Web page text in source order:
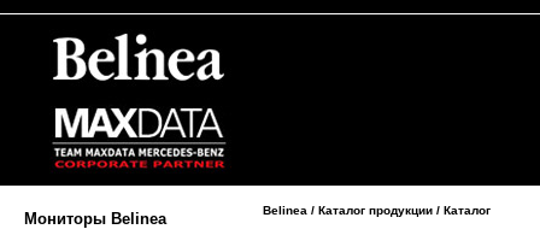
Мониторы Belinea
Belinea / Каталог продукции / Каталог